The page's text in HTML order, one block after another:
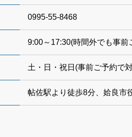
0995-55-8468
9:00～17:30(時間外でも事前
土・日・祝日(事前ご予約で
帖佐駅より徒歩8分、姶良市